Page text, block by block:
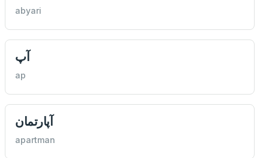
abyari
آپ
ap
آپارتمان
apartman